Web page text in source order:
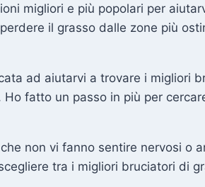
migliori e più popolari per
il grasso dalle zone più
ad aiutarvi a trovare i migliori
fatto un passo in più per
non vi fanno sentire nervosi o
tra i migliori bruciatori di